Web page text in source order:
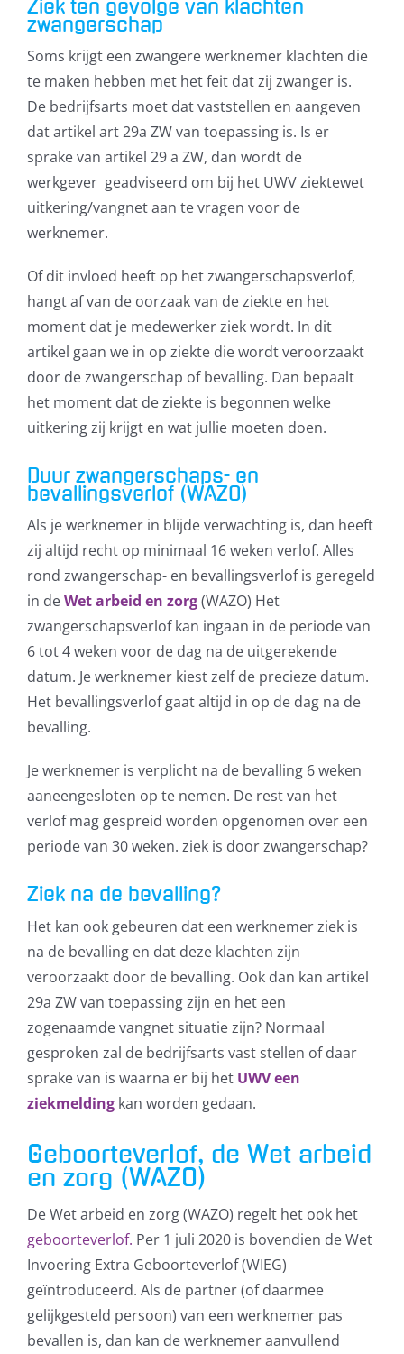
Ziek ten gevolge van klachten
zwangerschap
Soms krijgt een zwangere werknemer klachten die
te maken hebben met het feit dat zij zwanger is.
De bedrijfsarts moet dat vaststellen en aangeven
dat artikel art 29a ZW van toepassing is. Is er
sprake van artikel 29 a ZW, dan wordt de
werkgever geadviseerd om bij het UWV ziektewet
uitkering/vangnet aan te vragen voor de
werknemer.
Of dit invloed heeft op het zwangerschapsverlof,
hangt af van de oorzaak van de ziekte en het
moment dat je medewerker ziek wordt. In dit
artikel gaan we in op ziekte die wordt veroorzaakt
door de zwangerschap of bevalling. Dan bepaalt
het moment dat de ziekte is begonnen welke
uitkering zij krijgt en wat jullie moeten doen.
Duur zwangerschaps- en
bevallingsverlof (WAZO)
Als je werknemer in blijde verwachting is, dan heeft
zij altijd recht op minimaal 16 weken verlof. Alles
rond zwangerschap- en bevallingsverlof is geregeld
in deWet arbeid en zorg(WAZO) Het
zwangerschapsverlof kan ingaan in de periode van
6 tot 4 weken voor de dag na de uitgerekende
datum. Je werknemer kiest zelf de precieze datum.
Het bevallingsverlof gaat altijd in op de dag na de
bevalling.
Je werknemer is verplicht na de bevalling 6 weken
aaneengesloten op te nemen. De rest van het
verlof mag gespreid worden opgenomen over een
periode van 30 weken. ziek is door zwangerschap?
Ziek na de bevalling?
Het kan ook gebeuren dat een werknemer ziek is
na de bevalling en dat deze klachten zijn
veroorzaakt door de bevalling. Ook dan kan artikel
29a ZW van toepassing zijn en het een
zogenaamde vangnet situatie zijn? Normaal
gesproken zal de bedrijfsarts vast stellen of daar
sprake van is waarna er bij het UWV een
ziekmelding kan worden gedaan.
Geboorteverlof, de Wet arbeid
en zorg (WAZO)
De Wet arbeid en zorg (WAZO) regelt het ook het
geboorteverlof. Per 1 juli 2020 is bovendien de Wet
Invoering Extra Geboorteverlof (WIEG)
geïntroduceerd. Als de partner (of daarmee
gelijkgesteld persoon) van een werknemer pas
bevallen is, dan kan de werknemer aanvullend
Klik om de PDF te openen in een
nieuw venster